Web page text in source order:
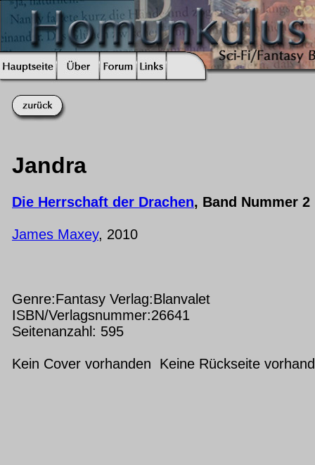
Jandra
Die Herrschaft der Drachen, Band Nummer 2
James Maxey, 2010
Genre:Fantasy Verlag:Blanvalet
ISBN/Verlagsnummer:26641
Seitenanzahl: 595
Kein Cover vorhanden Keine Rückseite